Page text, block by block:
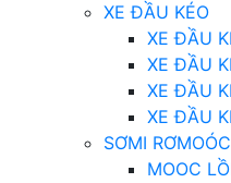
XE ĐẦU KÉO
XE ĐẦU
XE ĐẦU
XE ĐẦU
XE ĐẦU
SƠMI RƠMOÓC
MOOC